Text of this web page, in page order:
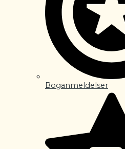
Boganmeldelser